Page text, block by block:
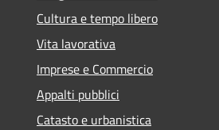
Cultura e tempo libero
Vita lavorativa
Imprese e Commercio
Appalti pubblici
Catasto e urbanistica